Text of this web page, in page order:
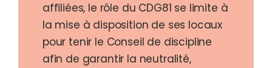
affiliées, le rôle du CDG81 se limite à
la mise à disposition de ses locaux
pour tenir le Conseil de discipline
afin de garantir la neutralité,